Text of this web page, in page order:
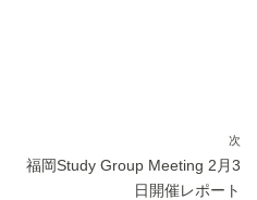
o
次
福岡Study Group Meeting 2月3
日開催レポート